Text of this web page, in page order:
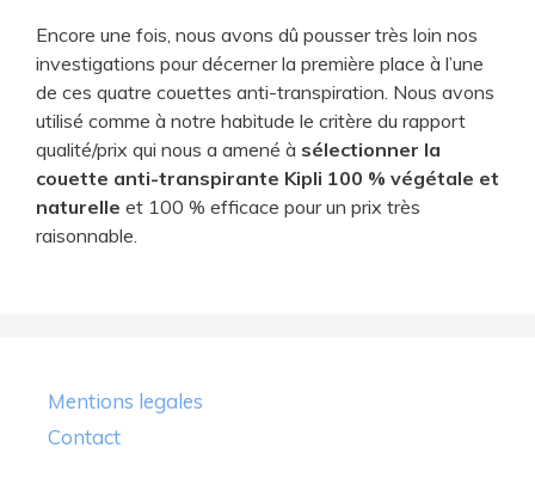
Encore une fois, nous avons dû pousser très loin nos
investigations pour décerner la première place à l’une
de ces quatre couettes anti-transpiration. Nous avons
utilisé comme à notre habitude le critère du rapport
qualité/prix qui nous a amené à sélectionner la
couette anti-transpirante Kipli 100 % végétale et
naturelle et 100 % efficace pour un prix très
raisonnable.
Mentions legales
Contact